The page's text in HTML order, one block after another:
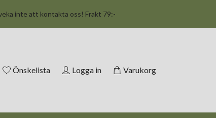
inte att kontakta oss! Frakt 79:-
Önskelista Logga in Varukorg